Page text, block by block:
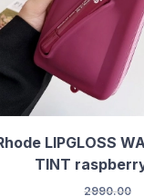
LIPGLOSS
TINT
2990.00